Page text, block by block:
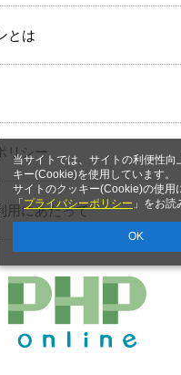
当サイトでは、サイトの利便性向
キー(Cookie)を使用しています。
サイトのクッキー(Cookie)の使用
「プライバシーポリシー 」をお読
OK
とは
リシー
用にあたって